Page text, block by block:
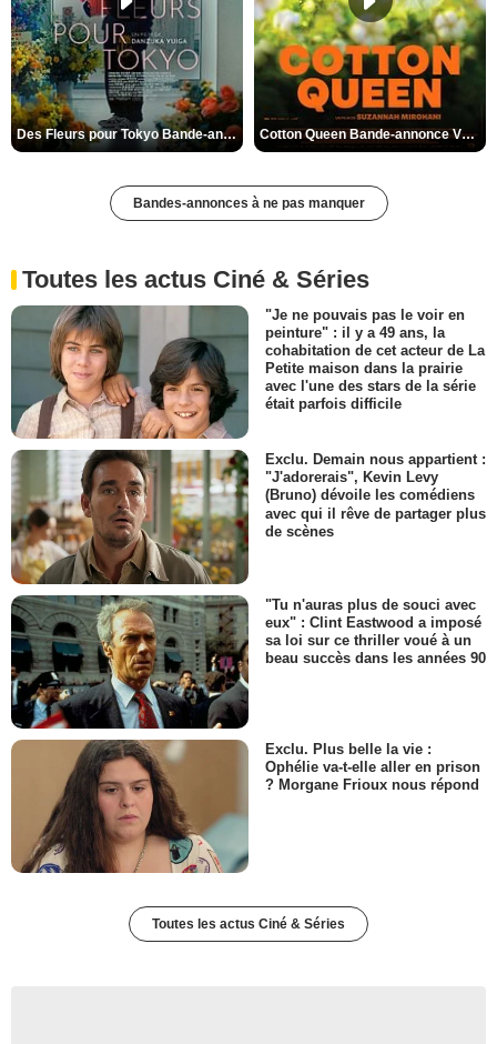
Des Fleurs pour Tokyo Bande-annonce VO STFR Cotton Queen Bande-annonce VO STFR
Bandes-annonces à ne pas manquer
Toutes les actus Ciné & Séries
"Je ne pouvais pas le voir en
peinture" : il y a 49 ans, la
cohabitation de cet acteur de La
Petite maison dans la prairie
avec l'une des stars de la série
était parfois difficile
Exclu. Demain nous appartient :
"J'adorerais", Kevin Levy
(Bruno) dévoile les comédiens
avec qui il rêve de partager plus
de scènes
"Tu n'auras plus de souci avec
eux" : Clint Eastwood a imposé
sa loi sur ce thriller voué à un
beau succès dans les années 90
Exclu. Plus belle la vie :
Ophélie va-t-elle aller en prison
? Morgane Frioux nous répond
Toutes les actus Ciné & Séries